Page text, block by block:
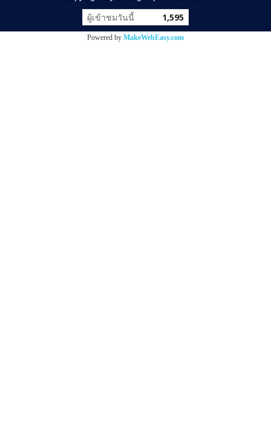
ผู้เข้าชมวันนี้ 1,595
Powered by MakeWebEasy.com